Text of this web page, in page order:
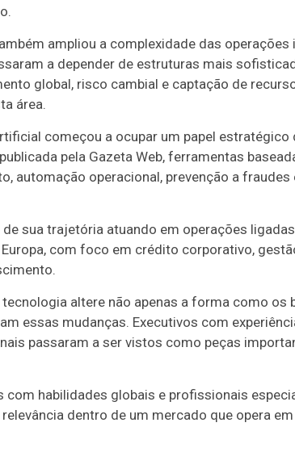
ampliou a complexidade das operações
a depender de estruturas mais
global, risco cambial e captação de
área.
começou a ocupar um papel
pela Gazeta Web, ferramentas
automação operacional, prevenção a
sua trajetória atuando em operações
com foco em crédito corporativo,
altere não apenas a forma como os
essas mudanças. Executivos com
passaram a ser vistos como peças
com habilidades globais e profissionais
dentro de um mercado que opera